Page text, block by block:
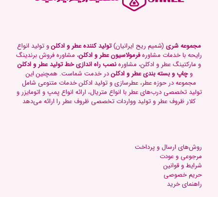
مجموعه شری (شمیم ریح ایرانیان)تولید کننده عطر و ادکلنو تولید انواع
رایحه با خدمات مشاورهفرمولاسیون عطر و ادکلن، مشاوره فروش برندینگ
و مارکتینگ عطر و ادکلن، مشاورهنصب راه اندازی خط تولید عطر و ادکلن
وچاپ و بسته بندی عطر و ادکلندر خدمت شماست. همچنین این
مجموعه در حوزه عطر، عطرسازی و تولید ادکلن خدمات متنوعی شامل
تولید تخصصی درب‌های عطر با انواع متریال، ارائه انواع پمپ و اتومایزر و
کلار ظروف عطر و تولید وواردات تخصصی ظروف عطر را ارائه می‌دهد
روش‌های ارسال و پرداخت
مرجوعی و عودت
شرایط و قوانین
حریم خصوصی
راهنمای خرید